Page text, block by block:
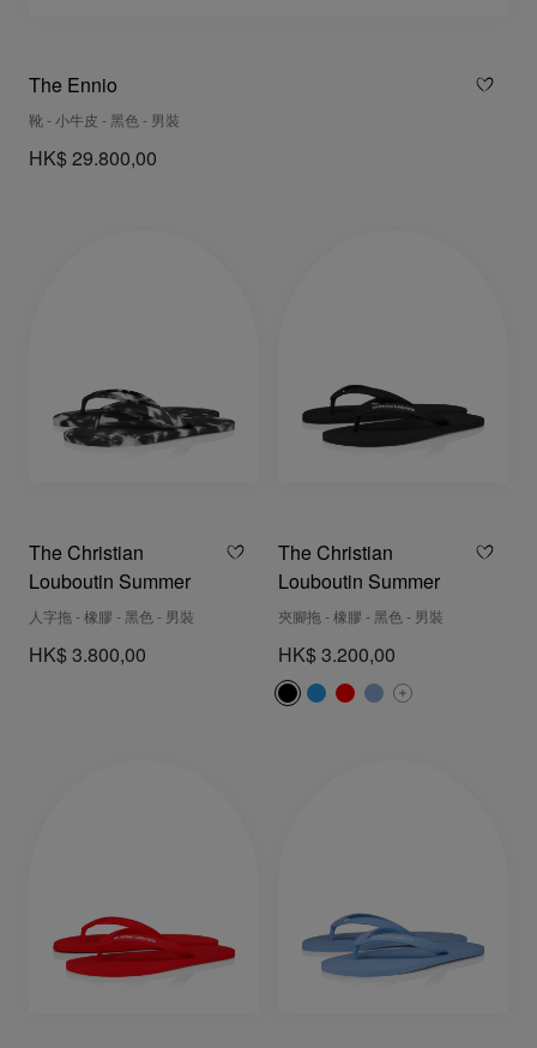
The Ennio
靴 - 小牛皮 - 黑色 - 男裝
HK$ 29.800,00
The Christian
Louboutin Summer
人字拖 - 橡膠 - 黑色 - 男裝
HK$ 3.800,00
The Christian
Louboutin Summer
夾腳拖 - 橡膠 - 黑色 - 男裝
HK$ 3.200,00